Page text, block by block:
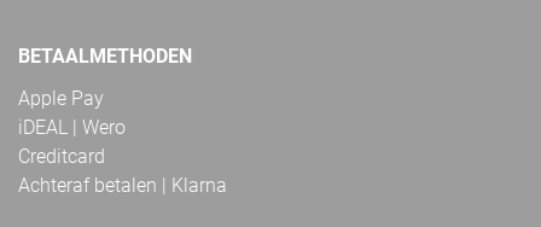
BETAALMETHODEN
Apple Pay
iDEAL | Wero
Creditcard
Achteraf betalen | Klarna